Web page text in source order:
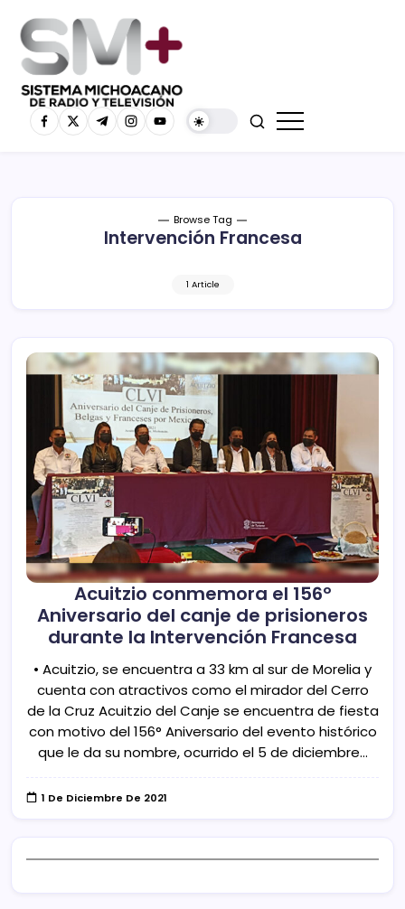
Browse Tag
Intervención Francesa
1 Article
Acuitzio conmemora el 156º
Aniversario del canje de prisioneros
durante la Intervención Francesa
• Acuitzio, se encuentra a 33 km al sur de Morelia y
cuenta con atractivos como el mirador del Cerro
de la Cruz Acuitzio del Canje se encuentra de fiesta
con motivo del 156° Aniversario del evento histórico
que le da su nombre, ocurrido el 5 de diciembre…
1 De Diciembre De 2021